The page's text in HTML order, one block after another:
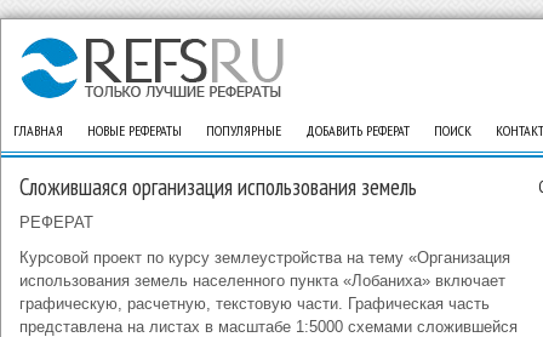
ГЛАВНАЯ НОВЫЕ РЕФЕРАТЫ ПОПУЛЯРНЫЕ ДОБАВИТЬ РЕФЕРАТ ПОИСК
Сложившаяся организация использования земель
РЕФЕРАТ
Курсовой проект по курсу землеустройства на тему «Организация
использования земель населенного пункта «Лобаниха» включает
графическую, расчетную, текстовую части. Графическая часть
представлена на листах в масштабе 1:5000 схемами сложившейся